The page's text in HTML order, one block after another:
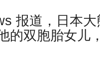
报道，日本
的双胞胎女儿